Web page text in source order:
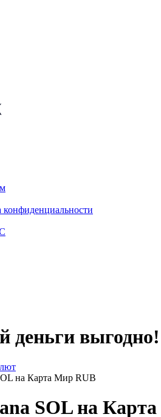
деньги выгодно!
на Карта Мир RUB
SOL на